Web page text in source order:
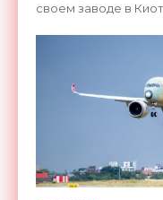
своем заводе в